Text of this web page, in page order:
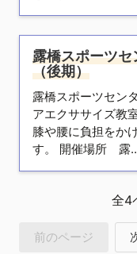
露橋スポーツ
（後期）
露橋スポーツセン
アエクササイズ教
膝や腰に負担をか
す。 開催場所 露
全4
前のページ